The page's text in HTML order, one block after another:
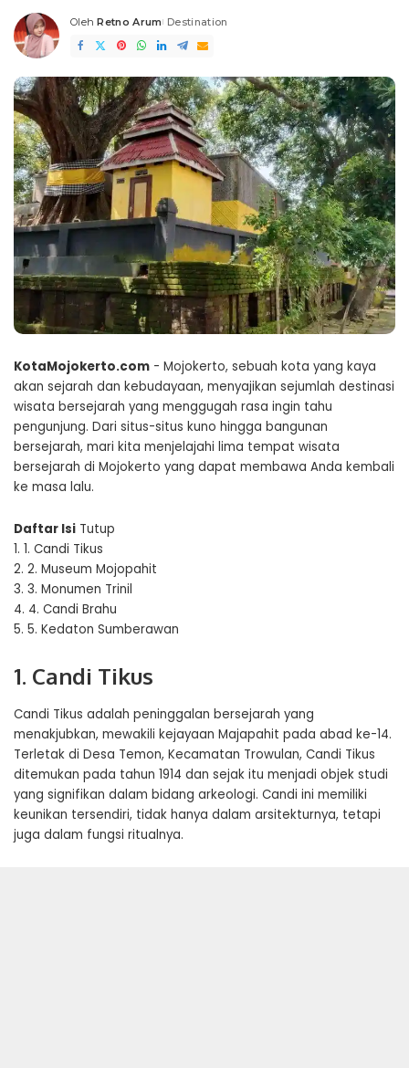
Posted
by
Oleh Retno Arum Destination
KotaMojokerto.com - Mojokerto, sebuah kota yang kaya
akan sejarah dan kebudayaan, menyajikan sejumlah destinasi
wisata bersejarah yang menggugah rasa ingin tahu
pengunjung. Dari situs-situs kuno hingga bangunan
bersejarah, mari kita menjelajahi lima tempat wisata
bersejarah di Mojokerto yang dapat membawa Anda kembali
ke masa lalu.
Daftar Isi Tutup
1. 1. Candi Tikus
2. 2. Museum Mojopahit
3. 3. Monumen Trinil
4. 4. Candi Brahu
5. 5. Kedaton Sumberawan
1. Candi Tikus
Candi Tikus adalah peninggalan bersejarah yang
menakjubkan, mewakili kejayaan Majapahit pada abad ke-14.
Terletak di Desa Temon, Kecamatan Trowulan, Candi Tikus
ditemukan pada tahun 1914 dan sejak itu menjadi objek studi
yang signifikan dalam bidang arkeologi. Candi ini memiliki
keunikan tersendiri, tidak hanya dalam arsitekturnya, tetapi
juga dalam fungsi ritualnya.